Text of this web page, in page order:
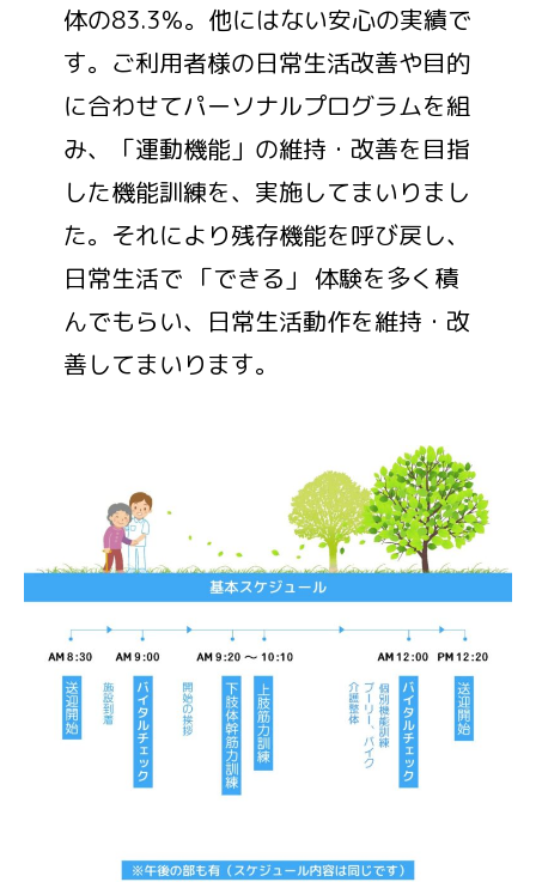
体の83.3％。他にはない安心の実績で
す。ご利用者様の日常生活改善や目的
に合わせてパーソナルプログラムを組
み、「運動機能」の維持・改善を目指
した機能訓練を、実施してまいりまし
た。それにより残存機能を呼び戻し、
日常生活で 「できる」 体験を多く積
んでもらい、日常生活動作を維持・改
善してまいります。